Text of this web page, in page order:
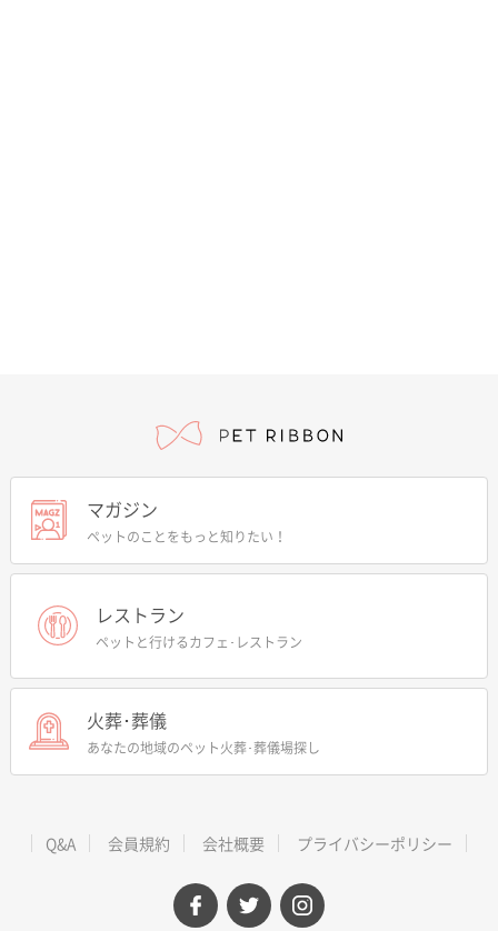
マガジン
ペットのことをもっと知りたい！
レストラン
ペットと行けるカフェ･レストラン
火葬･葬儀
あなたの地域のペット火葬･葬儀場探し
Q&A 会員規約 会社概要 プライバシーポリシー
facebooktwitterinstagram